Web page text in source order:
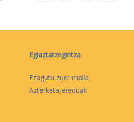
Egiaztatzegintza
Ezagutu zure maila
Azterketa-ereduak